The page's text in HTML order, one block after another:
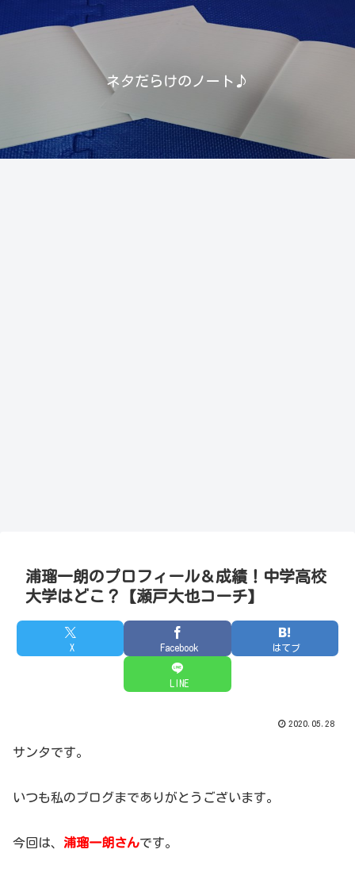
ネタだらけのノート♪
浦瑠一朗のプロフィール＆成績！中学高校
大学はどこ？【瀬戸大也コーチ】
X Facebook はてブ
LINE
2020.05.28
サンタです。
いつも私のブログまでありがとうございます。
今回は、 浦瑠一朗さんです。